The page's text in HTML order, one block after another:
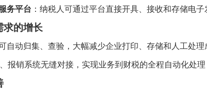
务平台 ：纳税人可通过平台直接开具、接收和存储电
求的增长
自动归集、查验，大幅减少企业打印、存储和人工处理
报销系统无缝对接，实现业务到财税的全程自动化处理